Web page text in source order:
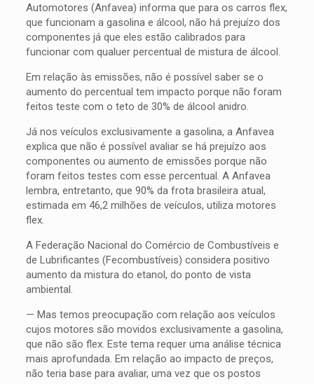
Automotores (Anfavea) informa que para os carros flex,
que funcionam a gasolina e álcool, não há prejuízo dos
componentes já que eles estão calibrados para
funcionar com qualuer percentual de mistura de álcool.
Em relação às emissões, não é possível saber se o
aumento do percentual tem impacto porque não foram
feitos teste com o teto de 30% de álcool anidro.
Já nos veículos exclusivamente a gasolina, a Anfavea
explica que não é possível avaliar se há prejuízo aos
componentes ou aumento de emissões porque não
foram feitos testes com esse percentual. A Anfavea
lembra, entretanto, que 90% da frota brasileira atual,
estimada em 46,2 milhões de veículos, utiliza motores
flex.
A Federação Nacional do Comércio de Combustíveis e
de Lubrificantes (Fecombustíveis) considera positivo
aumento da mistura do etanol, do ponto de vista
ambiental.
— Mas temos preocupação com relação aos veículos
cujos motores são movidos exclusivamente a gasolina,
que não são flex. Este tema requer uma análise técnica
mais aprofundada. Em relação ao impacto de preços,
não teria base para avaliar, uma vez que os postos